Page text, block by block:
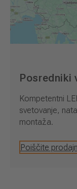
Posredniki
Kompetentni
svetovanje,
montaža.
Poiščite